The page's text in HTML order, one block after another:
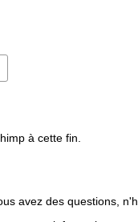
à cette fin.
avez des questions,